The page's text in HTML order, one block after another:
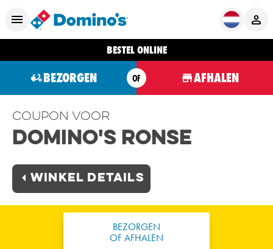
BESTEL ONLINE
BEZORGEN OF AFHALEN
Coupon voor
Domino's Ronse
Winkel Details
BEZORGEN
OF AFHALEN